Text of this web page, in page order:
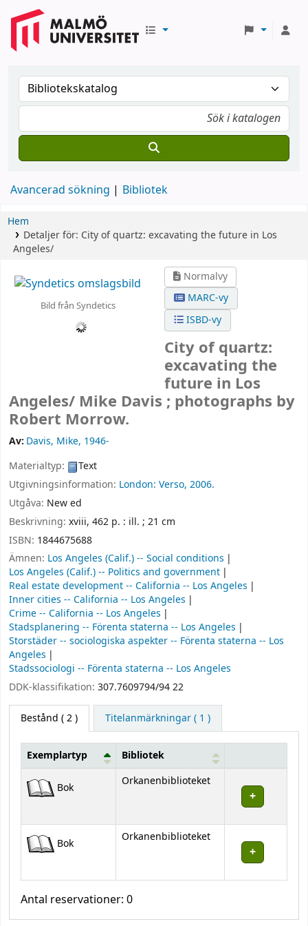
Avancerad sökning Bibliotek
Hem
Detaljer för: City of quartz: excavating the future in Los
Angeles/
Bild från Syndetics
Normalvy
MARC-vy
ISBD-vy
City of quartz:
excavating the
future in Los
Angeles/ Mike Davis ; photographs by
Robert Morrow.
Av: Davis, Mike, 1946-
Materialtyp:
Text
Utgivningsinformation: London: Verso, 2006.
Utgåva: New ed
Beskrivning: xviii, 462 p. : ill. ; 21 cm
ISBN: 1844675688
Ämnen: Los Angeles (Calif.) -- Social conditions
Los Angeles (Calif.) -- Politics and government
Real estate development -- California -- Los Angeles
Inner cities -- California -- Los Angeles
Crime -- California -- Los Angeles
Stadsplanering -- Förenta staterna -- Los Angeles
Storstäder -- sociologiska aspekter -- Förenta staterna -- Los
Angeles
Stadssociologi -- Förenta staterna -- Los Angeles
DDK-klassifikation: 307.7609794/94 22
Bestånd ( 2 ) Titelanmärkningar ( 1 )
Bestånd
Exemplartyp Bibliotek
Bok Orkanenbiblioteket
Bok Orkanenbiblioteket
Antal reservationer: 0